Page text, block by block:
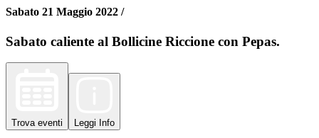
Sabato 21 Maggio 2022 /
Sabato caliente al Bollicine Riccione con Pepas.
Trova eventi Leggi Info